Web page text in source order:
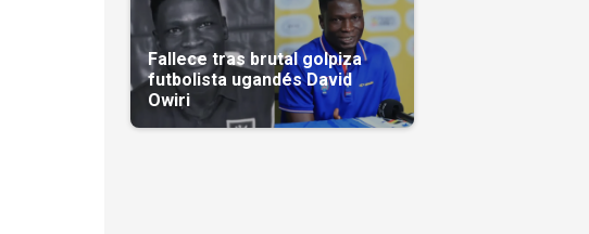
Fallece tras brutal golpiza
futbolista ugandés David
Owiri